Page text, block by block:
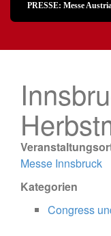
PRESSE: Messe
Messe Innsbruck
Kategorien
Congress